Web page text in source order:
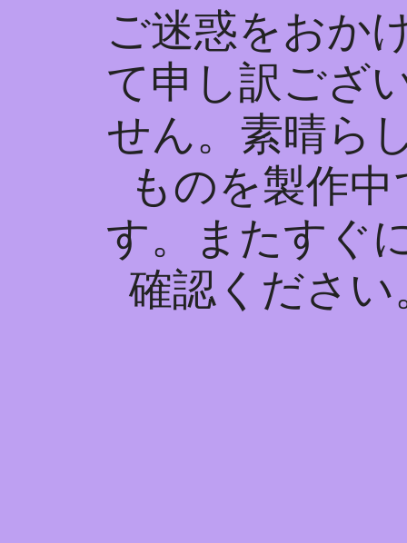
ご迷惑をおか
て申し訳ござ
せん。素晴ら
ものを製作中
す。またすぐ
確認ください